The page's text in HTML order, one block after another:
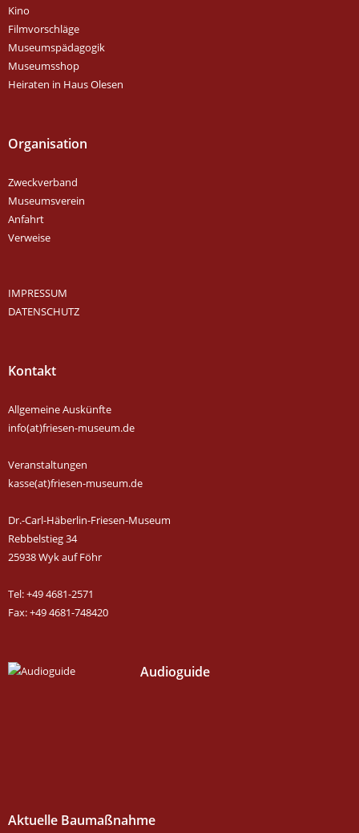
Kino
Filmvorschläge
Museumspädagogik
Museumsshop
Heiraten in Haus Olesen
Organisation
Zweckverband
Museumsverein
Anfahrt
Verweise
IMPRESSUM
DATENSCHUTZ
Kontakt
Allgemeine Auskünfte
info(at)friesen-museum.de
Veranstaltungen
kasse(at)friesen-museum.de
Dr.-Carl-Häberlin-Friesen-Museum
Rebbelstieg 34
25938 Wyk auf Föhr
Tel: +49 4681-2571
Fax: +49 4681-748420
Audioguide
Aktuelle Baumaßnahme